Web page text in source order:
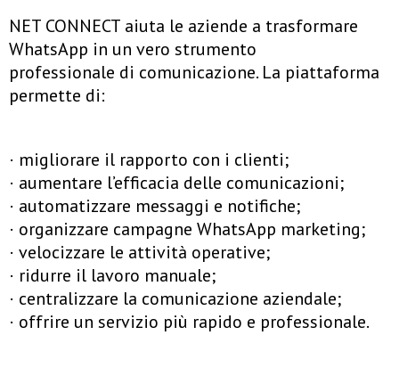
NET CONNECT aiuta le aziende a trasformare
WhatsApp in un vero strumento
professionale di comunicazione. La piattaforma
permette di:
· migliorare il rapporto con i clienti;
· aumentare l’efficacia delle comunicazioni;
· automatizzare messaggi e notifiche;
· organizzare campagne WhatsApp marketing;
· velocizzare le attività operative;
· ridurre il lavoro manuale;
· centralizzare la comunicazione aziendale;
· offrire un servizio più rapido e professionale.